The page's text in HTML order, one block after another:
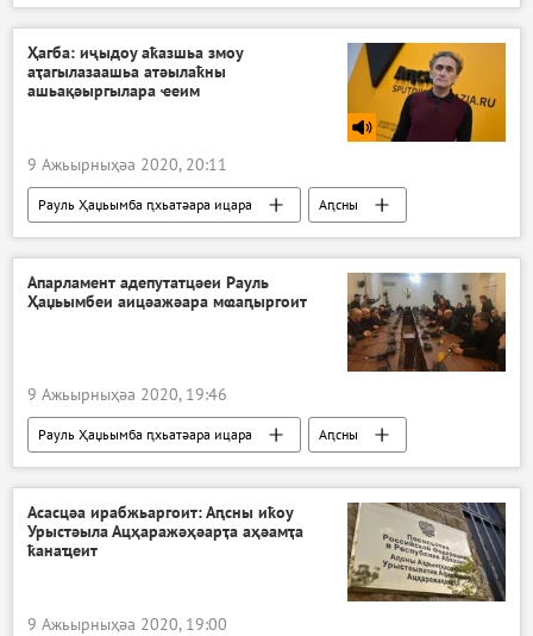
Ажәабжьқәа
Ҳагба: иҷыдоу аҟазшьа змоу
аҭагылазаашьа атәылаҟны
ашьақәыргылара ҽеим
9 Ажьырныҳәа 2020, 20:11
Рауль Ҳаџьымба ԥхьатәара ицара
Аԥсны
Арадио
Апарламент адепутатцәеи Рауль
Ҳаџьымбеи аицәажәара мҩаԥыргоит
9 Ажьырныҳәа 2020, 19:46
Рауль Ҳаџьымба ԥхьатәара ицара
Аԥсны
Ажәабжьқәа
Асасцәа ирабжьаргоит: Аԥсны иҟоу
Урыстәыла Ацҳаражәҳәарҭа аҳәамҭа
ҟанаҵеит
9 Ажьырныҳәа 2020, 19:00